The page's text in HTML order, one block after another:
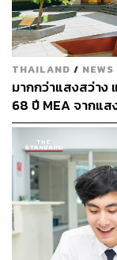
Photo:
ปลายเดือนม
พบดอกซากุร
ปลายเดือนม
ชมดอกซากุร
กลางเดือน
Wuling
ซากุระในเมื
กลางเดือน
ซากุระในเข
ปลายเดือน
ซากุระได้ที่
THAILAND / NEWS
มากกว่าแสงสว่าง
68 ปี MEA จากแ
เมือง ผ่าน MEA